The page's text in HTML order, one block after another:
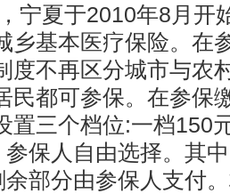
宁夏于2010年8月开
乡基本医疗保险。在
度不再区分城市与农
民都可参保。在参保
置三个档位:一档150
保人自由选择。其
部分由参保人支付